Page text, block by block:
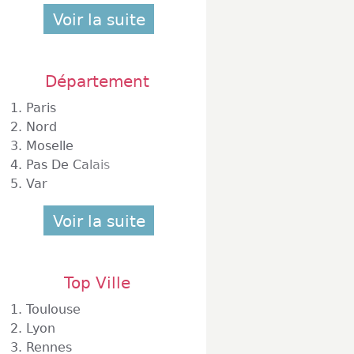
Voir la suite
Département
1. Paris
2. Nord
3. Moselle
4. Pas De Calais
5. Var
Voir la suite
Top Ville
1. Toulouse
2. Lyon
3. Rennes